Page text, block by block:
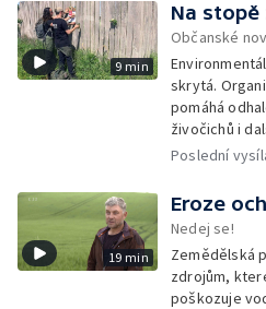
9 min
Na
Občanské
skrytá.
pomáhá
živočichů i
přírodě.
pomoci při
Poslední
19 min
Eroze
Nedej se!
Zemědělská
zdrojům,
poškozuje